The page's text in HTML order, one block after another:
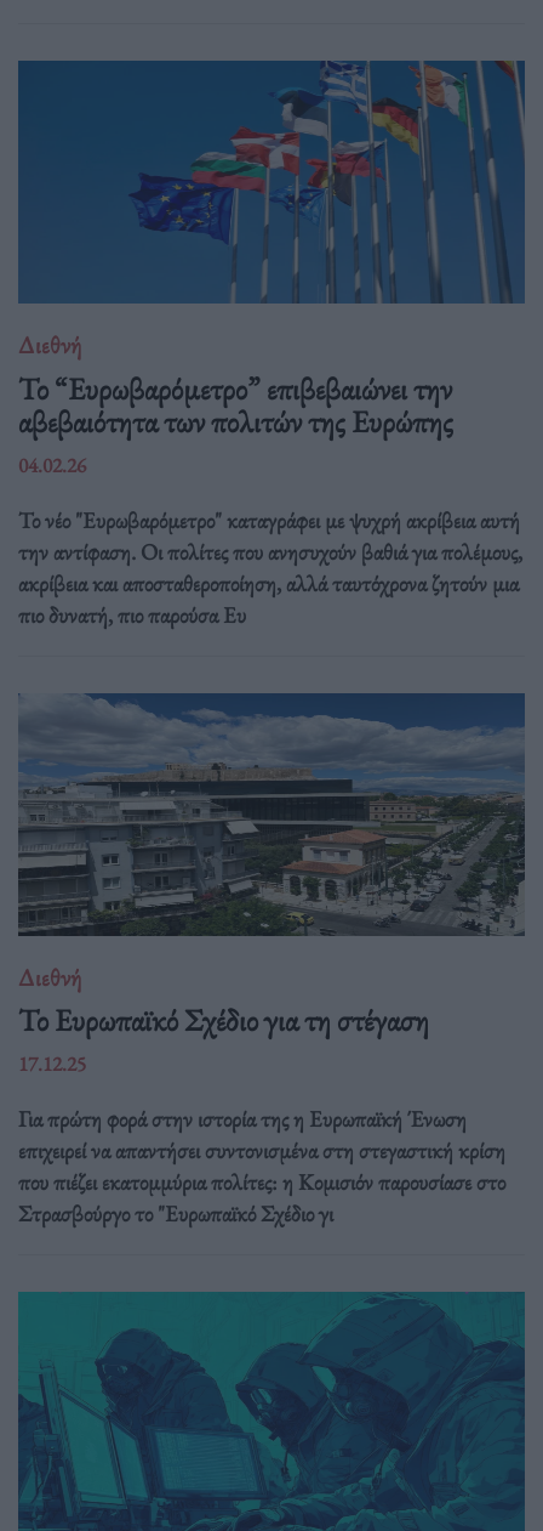
Διεθνή
Το “Ευρωβαρόμετρο” επιβεβαιώνει την
αβεβαιότητα των πολιτών της Ευρώπης
04.02.26
Το νέο "Ευρωβαρόμετρο" καταγράφει με ψυχρή ακρίβεια αυτή
την αντίφαση. Oι πολίτες που ανησυχούν βαθιά για πολέμους,
ακρίβεια και αποσταθεροποίηση, αλλά ταυτόχρονα ζητούν μια
πιο δυνατή, πιο παρούσα Ευ
Διεθνή
Το Ευρωπαϊκό Σχέδιο για τη στέγαση
17.12.25
Για πρώτη φορά στην ιστορία της η Ευρωπαϊκή Ένωση
επιχειρεί να απαντήσει συντονισμένα στη στεγαστική κρίση
που πιέζει εκατομμύρια πολίτες: η Κομισιόν παρουσίασε στο
Στρασβούργο το "Ευρωπαϊκό Σχέδιο γι